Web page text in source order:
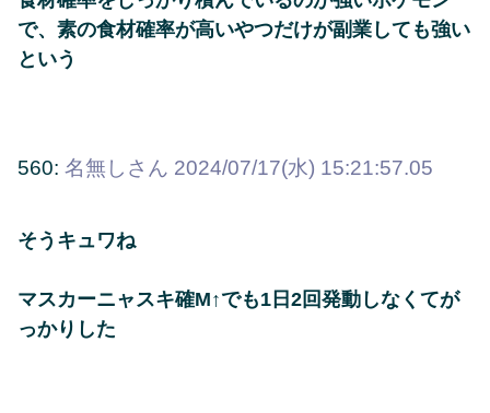
で、素の食材確率が高いやつだけが副業しても強い
という
560: 名無しさん 2024/07/17(水) 15:21:57.05
そうキュワね
マスカーニャスキ確M↑でも1日2回発動しなくてが
っかりした